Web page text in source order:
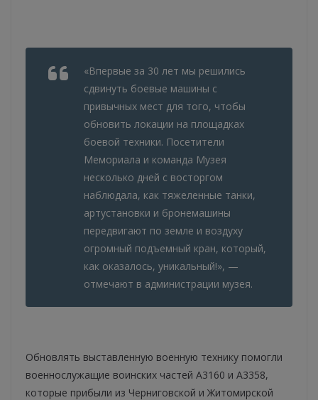
«Впервые за 30 лет мы решились
сдвинуть боевые машины с
привычных мест для того, чтобы
обновить локации на площадках
боевой техники. Посетители
Мемориала и команда Музея
несколько дней с восторгом
наблюдала, как тяжеленные танки,
артустановки и бронемашины
передвигают по земле и воздуху
огромный подъемный кран, который,
как оказалось, уникальный!», —
отмечают в администрации музея.
Обновлять выставленную военную технику помогли
военнослужащие воинских частей А3160 и А3358,
которые прибыли из Черниговской и Житомирской